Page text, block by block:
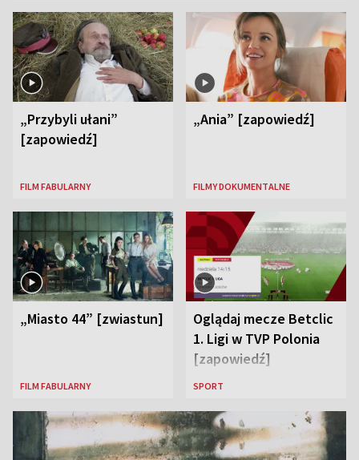
„Przybyli ułani”
[zapowiedź]
FILM FABULARNY
„Ania” [zapowiedź]
FILMY DOKUMENTALNE
„Miasto 44” [zwiastun]
FILM FABULARNY
Oglądaj mecze Betclic
1. Ligi w TVP Polonia
[zapowiedź]
SPORT